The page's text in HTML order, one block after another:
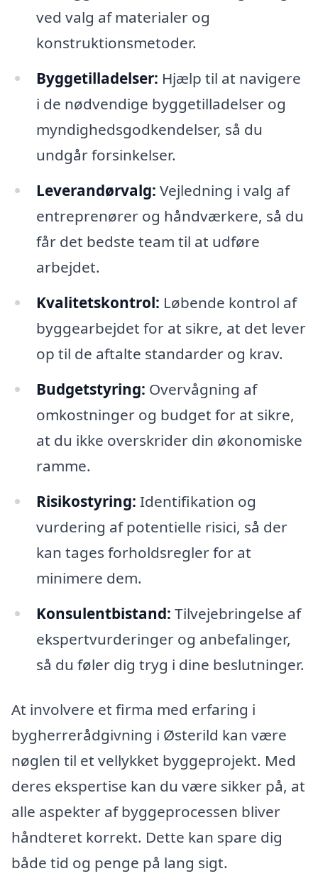
ved valg af materialer og
konstruktionsmetoder.
Byggetilladelser: Hjælp til at navigere
i de nødvendige byggetilladelser og
myndighedsgodkendelser, så du
undgår forsinkelser.
Leverandørvalg: Vejledning i valg af
entreprenører og håndværkere, så du
får det bedste team til at udføre
arbejdet.
Kvalitetskontrol: Løbende kontrol af
byggearbejdet for at sikre, at det lever
op til de aftalte standarder og krav.
Budgetstyring: Overvågning af
omkostninger og budget for at sikre,
at du ikke overskrider din økonomiske
ramme.
Risikostyring: Identifikation og
vurdering af potentielle risici, så der
kan tages forholdsregler for at
minimere dem.
Konsulentbistand: Tilvejebringelse af
ekspertvurderinger og anbefalinger,
så du føler dig tryg i dine beslutninger.
At involvere et firma med erfaring i
bygherrerådgivning i Østerild kan være
nøglen til et vellykket byggeprojekt. Med
deres ekspertise kan du være sikker på, at
alle aspekter af byggeprocessen bliver
håndteret korrekt. Dette kan spare dig
både tid og penge på lang sigt.